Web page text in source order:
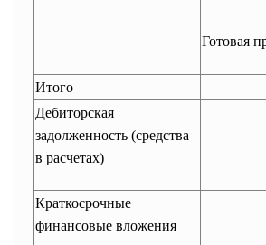
Готовая
Итого
Дебиторская
задолженность (средства
в расчетах)
Краткосрочные
финансовые вложения